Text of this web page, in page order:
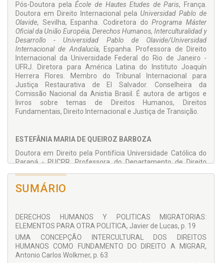
As políticas restritivas são consequência da forma que os
Estados entendem a imigração. Eles não conseguem ver a
imigração como potencialmente positiva. Cabe a nós
mostrar essa possibilidade neste momento. Estamos diante
de uma excelente oportunidade de apontar, por meio de
nossas experiências, de nossos estudos, de nossas
sugestões, para um caminho alternativo a se seguir em
termos de política migratória. Esperamos que nossas
análises possam demonstrar, de forma propositiva, que, em
matéria migratória, os direitos humanos podem - e devem -
ser o nosso ponto de partida.
de Direitos Humanos da Universidade Federal do Rio de
Janeiro - UFRJ.
Pós-Doutora pelaÉcole de Hautes Etudes de Paris, França.
Doutora em Direito Internacional pela Universidad Pablo de
Olavide, Sevilha, Espanha. Codiretora doPrograma Máster
Oficial da União Européia, Derechos Humanos, Interculturalidad y
Desarrollo - Universidad Pablo de Olavide/Universidad
Internacional de Andalucía, Espanha. Professora de Direito
Internacional da Universidade Federal do Rio de Janeiro -
UFRJ. Diretora para América Latina do Instituto Joaquín
Herrera Flores. Membro do Tribunal Internacional para
Justiça Restaurativa de El Salvador. Conselheira da
Comissão Nacional da Anistia Brasil. É autora de artigos e
livros sobre temas de Direitos Humanos, Direitos
Fundamentais, Direito Internacional e Justiça de Transição.
ESTEFÂNIA MARIA DE QUEIROZ BARBOZA
Doutora em Direito pela Pontifícia Universidade Católica do
Paraná - PUCPR. Professora do Departamento de Direito
UNIBRASIL. Menção Honrosa no Prêmio Capes de Tese de
GABRIEL GUALANO DE GODOY
Doutorando em Teoria e Filosofia do Direito pela Universidade
do Estado do Rio de Janeiro - UERJ. Mestre em Direito,
Antropologia e Sociedade pela
SUMÁRIO
DERECHOS HUMANOS Y POLITICAS MIGRATORIAS:
ELEMENTOS PARA OTRA POLITICA, Javier de Lucas, p. 19
UMA CONCEPÇÃO INTERCULTURAL DOS DIREITOS
HUMANOS COMO FUNDAMENTO DO DIREITO A MIGRAR,
Antonio Carlos Wolkmer, p. 63